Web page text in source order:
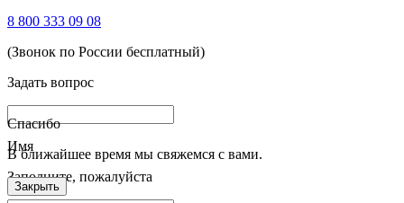
8 800 333 09 08
(Звонок по России бесплатный)
Задать вопрос
Имя
Заполните, пожалуйста
Спасибо
В ближайшее время мы свяжемся с вами.
Закрыть